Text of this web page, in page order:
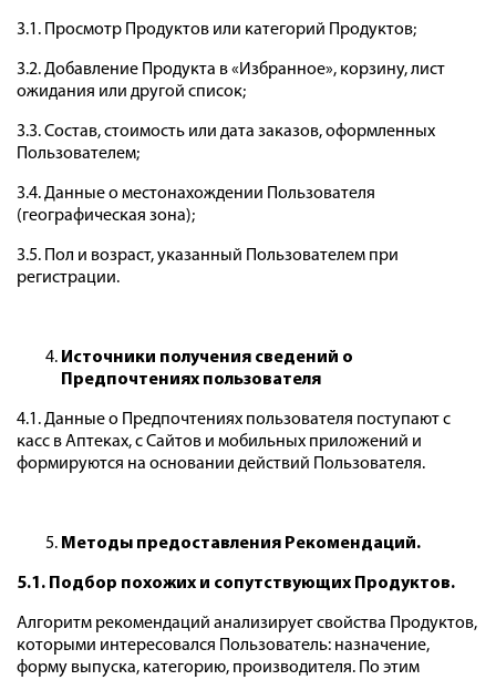
3.1. Просмотр Продуктов или категорий Продуктов;
3.2. Добавление Продукта в «Избранное», корзину, лист
ожидания или другой список;
3.3. Состав, стоимость или дата заказов, оформленных
Пользователем;
3.4. Данные о местонахождении Пользователя
(географическая зона);
3.5. Пол и возраст, указанный Пользователем при
регистрации.
Источники получения сведений о
Предпочтениях пользователя
4.1. Данные о Предпочтениях пользователя поступают с
касс в Аптеках, с Сайтов и мобильных приложений и
формируются на основании действий Пользователя.
Методы предоставления Рекомендаций.
5.1. Подбор похожих и сопутствующих Продуктов.
Алгоритм рекомендаций анализирует свойства Продуктов,
которыми интересовался Пользователь: назначение,
форму выпуска, категорию, производителя. По этим